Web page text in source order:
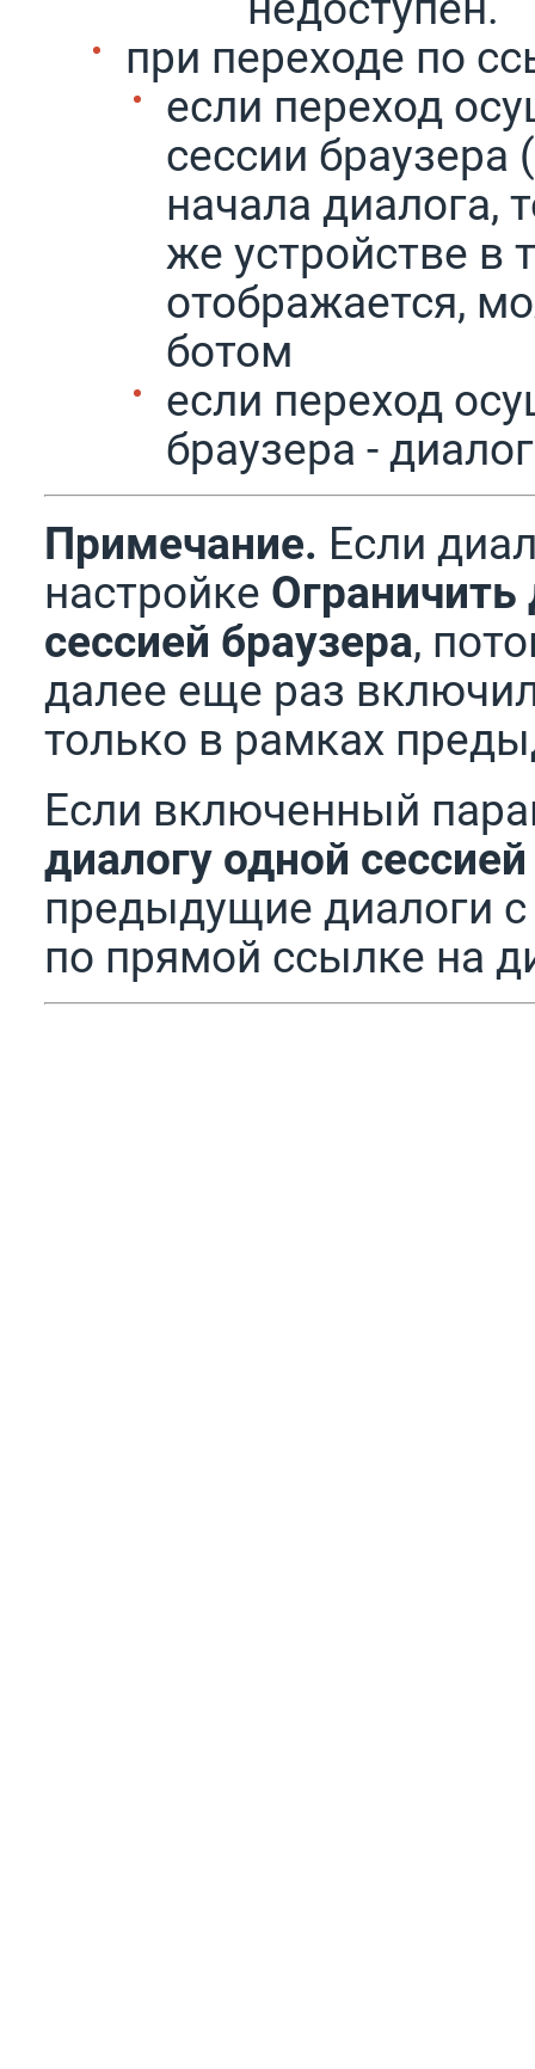
при переходе по
если переход
сессии браузера
начала диалога,
же устройстве в
отображается,
ботом
если переход
браузера -
Примечание. Если
настройке Ограничить
сессией браузера,
далее еще раз
только в рамках
Если включенный
диалогу одной
предыдущие диалоги
по прямой ссылке на